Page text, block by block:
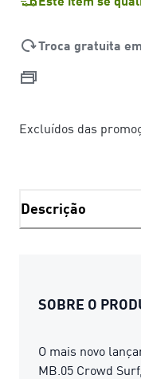
Troca gratuita
Excluídos das
Descrição
SOBRE O
O mais novo
MB.05 Crowd